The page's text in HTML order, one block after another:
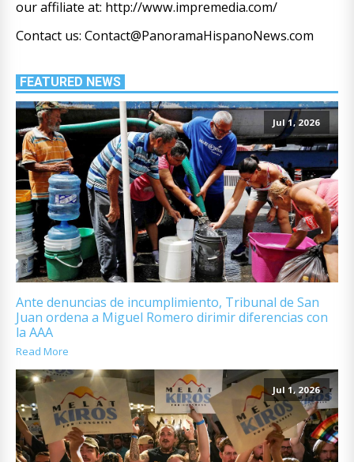
our affiliate at: http://www.impremedia.com/
Contact us: Contact@PanoramaHispanoNews.com
FEATURED NEWS
Jul 1, 2026
Ante denuncias de incumplimiento, Tribunal de San
Juan ordena a Miguel Romero dirimir diferencias con
la AAA
Read More
Jul 1, 2026